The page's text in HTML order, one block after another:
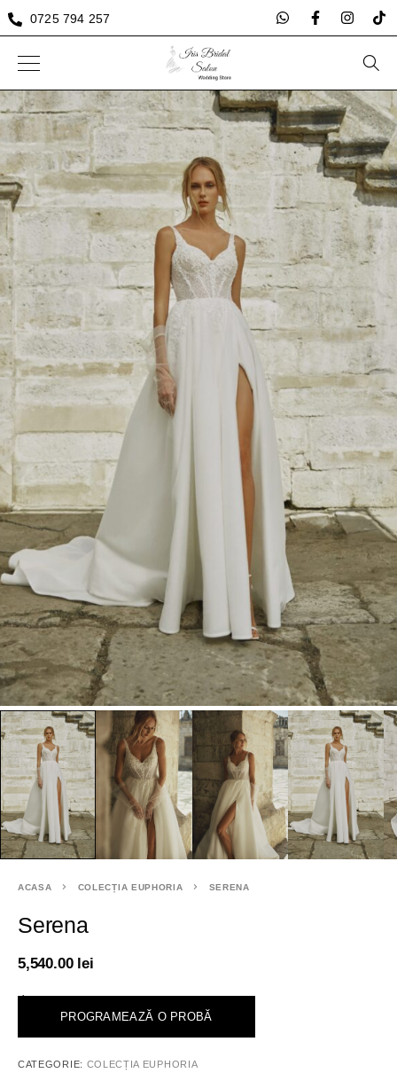
0725 794 257
ACASA COLECȚIA EUPHORIA SERENA
Serena
5,540.00 lei
<
PROGRAMEAZĂ O PROBĂ
CATEGORIE: COLECȚIA EUPHORIA